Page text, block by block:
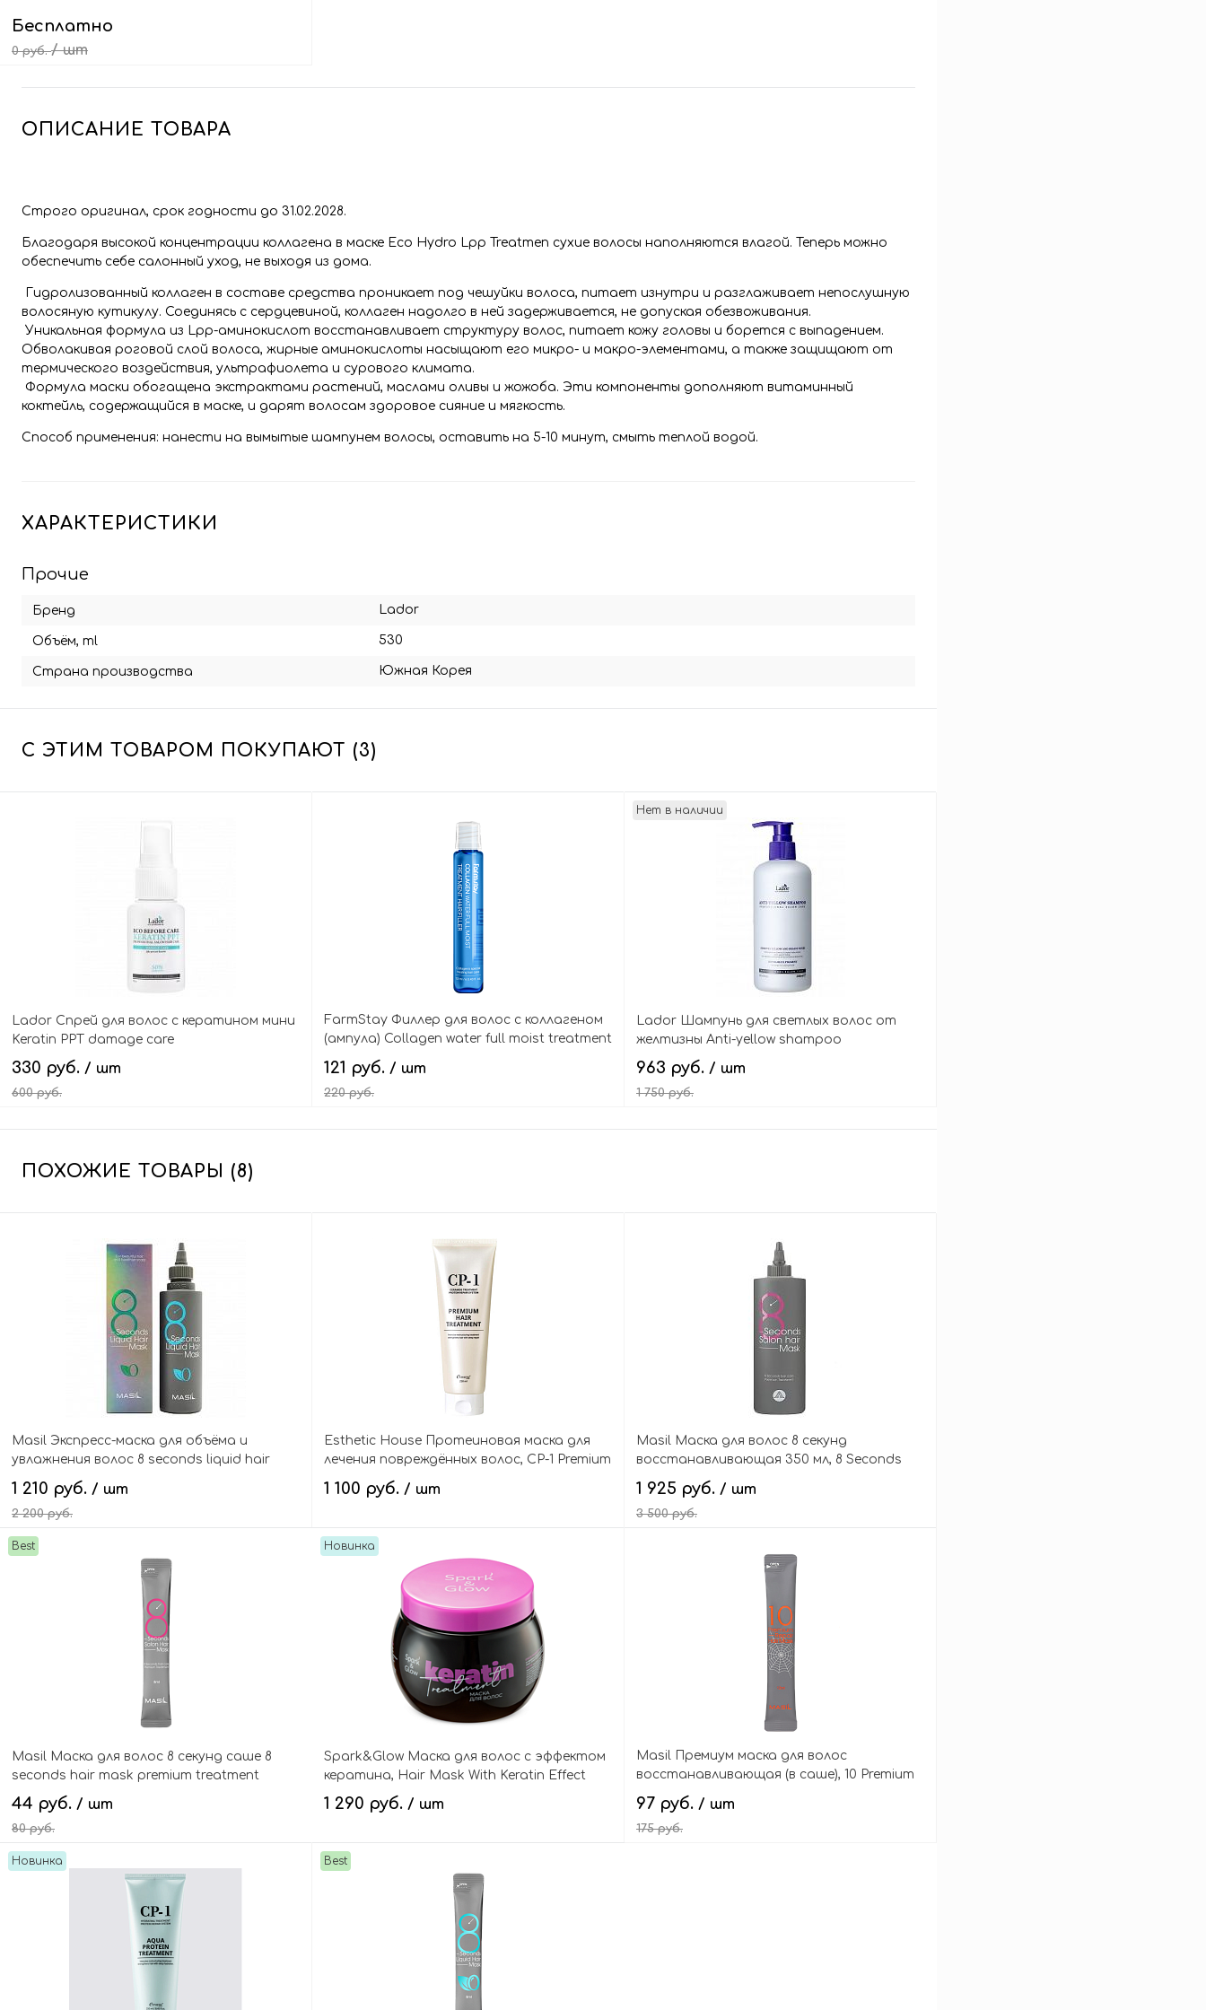
Бесплатно
0 руб./ шт
ОПИСАНИЕ ТОВАРА
Строго оригинал, срок годности до 31.02.2028.
Благодаря высокой концентрации коллагена в маске Eco Hydro Lpp Treatmen сухие волосы наполняются влагой. Теперь можно
обеспечить себе салонный уход, не выходя из дома.
Гидролизованный коллаген в составе средства проникает под чешуйки волоса, питает изнутри и разглаживает непослушную
волосяную кутикулу. Соединясь с сердцевиной, коллаген надолго в ней задерживается, не допуская обезвоживания.
Уникальная формула из Lpp-аминокислот восстанавливает структуру волос, питает кожу головы и борется с выпадением.
Обволакивая роговой слой волоса, жирные аминокислоты насыщают его микро- и макро-элементами, а также защищают от
термического воздействия, ультрафиолета и сурового климата.
Формула маски обогащена экстрактами растений, маслами оливы и жожоба. Эти компоненты дополняют витаминный
коктейль, содержащийся в маске, и дарят волосам здоровое сияние и мягкость.
Способ применения: нанести на вымытые шампунем волосы, оставить на 5-10 минут, смыть теплой водой.
ХАРАКТЕРИСТИКИ
Прочие
Бренд Lador
Объём, ml 530
Страна производства Южная Корея
С ЭТИМ ТОВАРОМ ПОКУПАЮТ (3)
Lador Спрей для волос с кератином мини
Keratin PPT damage care
330 руб. / шт
600 руб.
FarmStay Филлер для волос с коллагеном
(ампула) Collagen water full moist treatment
hair filler
121 руб. / шт
220 руб.
Нет в наличии
Lador Шампунь для светлых волос от
желтизны Anti-yellow shampoo
963 руб. / шт
1 750 руб.
ПОХОЖИЕ ТОВАРЫ (8)
Masil Экспресс-маска для объёма и
увлажнения волос 8 seconds liquid hair
mask
1 210 руб. / шт
2 200 руб.
В корзину
Esthetic House Протеиновая маска для
лечения повреждённых волос, CP-1 Premium
Hair Treatment 250 ml
1 100 руб. / шт
В корзину
Masil Маска для волос 8 секунд
восстанавливающая 350 мл, 8 Seconds
Salon Hair Mask Premium Treatment
1 925 руб. / шт
3 500 руб.
В корзину
Best
Masil Маска для волос 8 секунд саше 8
seconds hair mask premium treatment
44 руб. / шт
80 руб.
В корзину
Новинка
Spark&Glow Маска для волос с эффектом
кератина, Hair Mask With Keratin Effect
1 290 руб. / шт
В корзину
Masil Премиум маска для волос
восстанавливающая (в саше), 10 Premium
Repair Hair Mask Mini
97 руб. / шт
175 руб.
Новинка Best